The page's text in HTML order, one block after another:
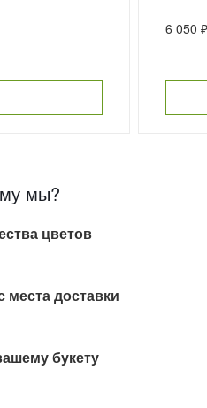
6 050
мы?
цветов
места доставки
букету